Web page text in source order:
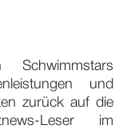
Schwimmstars
und
zurück auf die
Leser im